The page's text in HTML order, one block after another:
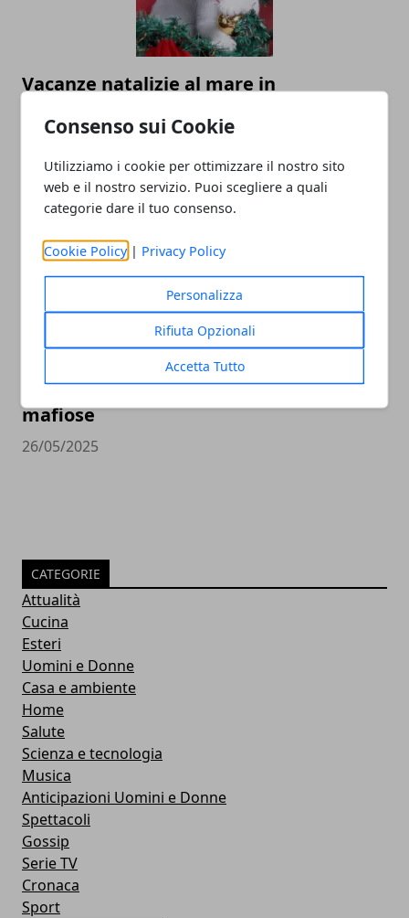
Consenso sui Cookie
Utilizziamo i cookie per ottimizzare il nostro sito
web e il nostro servizio. Puoi scegliere a quali
categorie dare il tuo consenso.
Cookie Policy | Privacy Policy
Personalizza
Rifiuta Opzionali
Accetta Tutto
Vacanze natalizie al mare in
prenotare!
18/08/2025
Quali sono le nazioni europee
maggiormente colpite da infiltrazioni
mafiose
26/05/2025
CATEGORIE
Attualità
Cucina
Esteri
Uomini e Donne
Casa e ambiente
Home
Salute
Scienza e tecnologia
Musica
Anticipazioni Uomini e Donne
Spettacoli
Gossip
Serie TV
Cronaca
Sport